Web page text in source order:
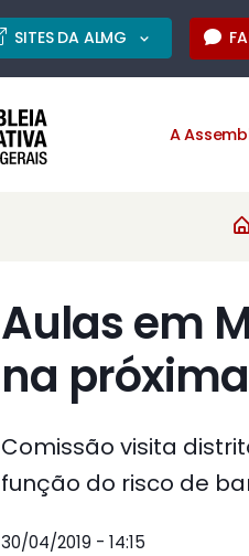
SITES DA ALMG
A
Aulas em
na
Comissão visita
função do risco de
30/04/2019 - 14:15